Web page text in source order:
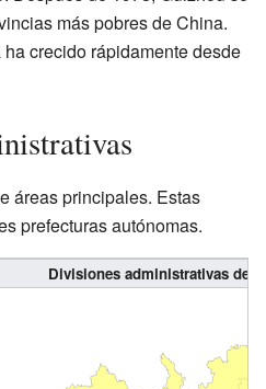
más pobres de China.
crecido rápidamente desde
áreas principales. Estas
prefecturas autónomas.
Divisiones administrativas de